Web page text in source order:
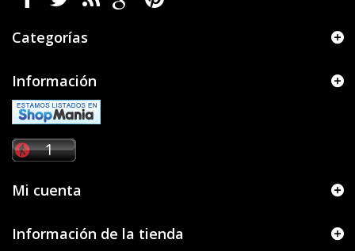
Categorías
Información
Mi cuenta
Información de la tienda